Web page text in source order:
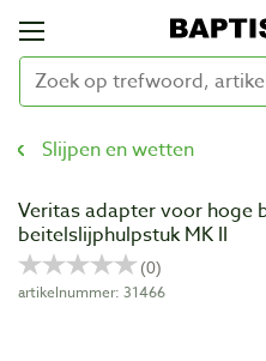
Slijpen en wetten
Veritas adapter voor hoge
beitelslijphulpstuk MK II
artikelnummer: 31466